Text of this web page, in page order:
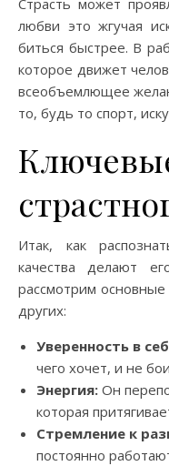
Страсть может
любви это жгучая
биться быстрее. В
которое движет
всеобъемлющее
то, будь то спорт,
Итак, как
качества делают
рассмотрим
других:
Уверенность в
чего хочет, и не
Энергия: Он
которая
Стремление к
постоянно